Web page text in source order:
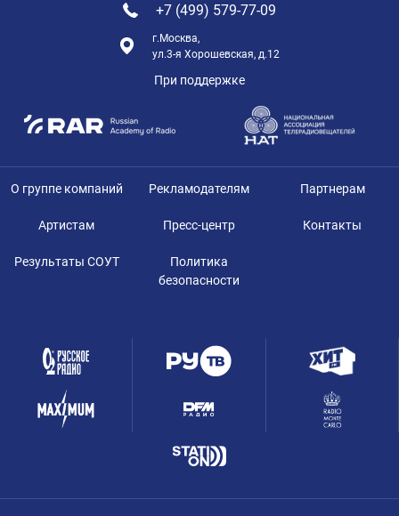
+7 (499) 579-77-09
г.Москва,
ул.3-я Хорошевская, д.12
При поддержке
О группе компаний Рекламодателям Партнерам
Артистам Пресс-центр Контакты
Результаты СОУТ
Политика
безопасности